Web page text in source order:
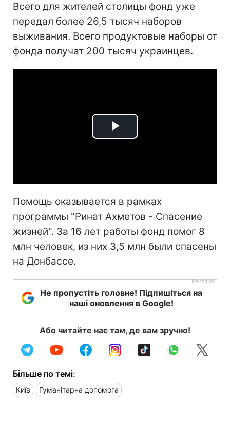
Всего для жителей столицы фонд уже
передал более 26,5 тысяч наборов
выживания. Всего продуктовые наборы от
фонда получат 200 тысяч украинцев.
Play
Помощь оказывается в рамках
программы "Ринат Ахметов - Спасение
жизней". За 16 лет работы фонд помог 8
млн человек, из них 3,5 млн были спасены
на Донбассе.
Не пропустіть головне! Підпишіться на
наші оновлення в Google!
Або читайте нас там, де вам зручно!
Більше по темі:
Київ Гуманітарна допомога